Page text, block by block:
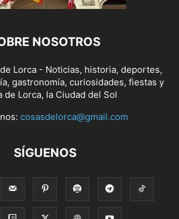
NOSOTROS
Lorca - Noticias, historia, deportes,
gastronomía, curiosidades, fiestas y
de Lorca, la Ciudad del Sol
cosasdelorca@gmail.com
SÍGUENOS